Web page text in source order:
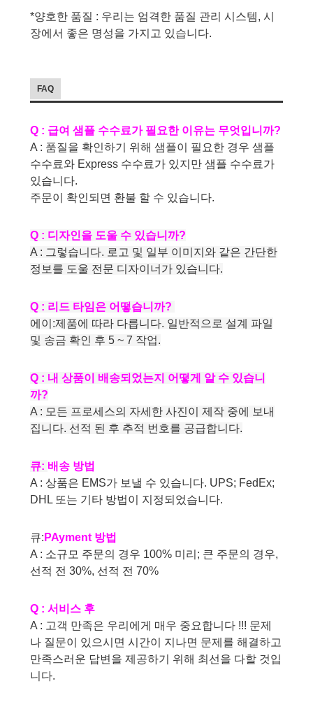
*양호한 품질 : 우리는 엄격한 품질 관리 시스템, 시
장에서 좋은 명성을 가지고 있습니다.
FAQ
Q : 급여 샘플 수수료가 필요한 이유는 무엇입니까?
A : 품질을 확인하기 위해 샘플이 필요한 경우 샘플
수수료와 Express 수수료가 있지만 샘플 수수료가
있습니다.
주문이 확인되면 환불 할 수 있습니다.
Q : 디자인을 도울 수 있습니까?
A : 그렇습니다. 로고 및 일부 이미지와 같은 간단한
정보를 도울 전문 디자이너가 있습니다.
Q : 리드 타임은 어떻습니까?
에이:제품에 따라 다릅니다. 일반적으로 설계 파일
및 송금 확인 후 5 ~ 7 작업.
Q : 내 상품이 배송되었는지 어떻게 알 수 있습니
까?
A : 모든 프로세스의 자세한 사진이 제작 중에 보내
집니다. 선적 된 후 추적 번호를 공급합니다.
큐: 배송 방법
A : 상품은 EMS가 보낼 수 있습니다. UPS; FedEx;
DHL 또는 기타 방법이 지정되었습니다.
큐: PAyment 방법
A : 소규모 주문의 경우 100% 미리; 큰 주문의 경우,
선적 전 30%, 선적 전 70%
Q : 서비스 후
A : 고객 만족은 우리에게 매우 중요합니다 !!! 문제
나 질문이 있으시면 시간이 지나면 문제를 해결하고
만족스러운 답변을 제공하기 위해 최선을 다할 것입
니다.